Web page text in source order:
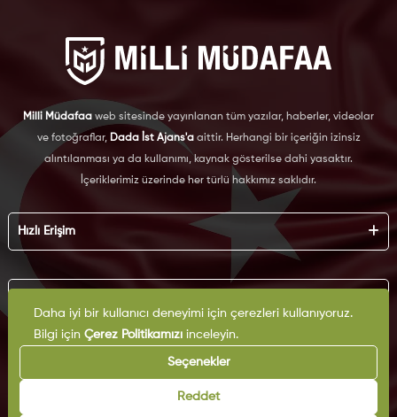
Milli Müdafaa web sitesinde yayınlanan tüm yazılar, haberler, videolar
ve fotoğraflar, Dada İst Ajans'aaittir. Herhangi bir içeriğin izinsiz
alıntılanması ya da kullanımı, kaynak gösterilse dahi yasaktır.
İçeriklerimiz üzerinde her türlü hakkımız saklıdır.
Hızlı Erişim
Künye
Reklam
İş Birliği
Arşiv
İletişim
KVKK
Çerez Politikası
Gizlilik Politikası
Kullanım Şartları
Daha iyi bir kullanıcı deneyimi için çerezleri kullanıyoruz.
Bilgi için Çerez Politikamızıinceleyin.
Seçenekler
Reddet